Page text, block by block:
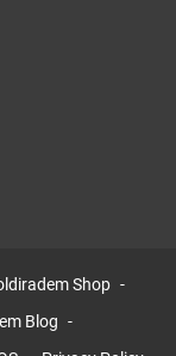
Shop
Blog